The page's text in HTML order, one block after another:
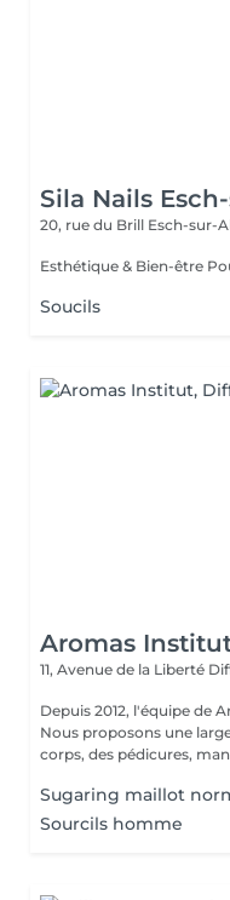
Sila Nails
20, rue du Brill Esch-sur-
Soucils
Aromas
11, Avenue de la Liberté
Depuis 2012, l'équipe de
Nous proposons une
corps, des pédicures,
Sugaring maillot
Sourcils homme